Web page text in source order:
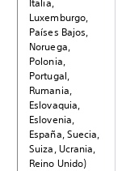
Italia,
Luxemburgo,
Países Bajos,
Noruega,
Polonia,
Portugal,
Rumania,
Eslovaquia,
Eslovenia,
España, Suecia,
Suiza, Ucrania,
Reino Unido)